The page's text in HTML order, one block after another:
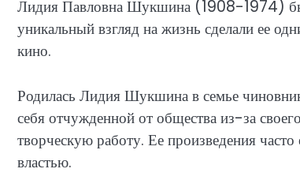
Лидия Павловна Шукшина (1908-1974)
уникальный взгляд на жизнь сделали ее
кино.
Родилась Лидия Шукшина в семье
себя отчужденной от общества из-за
творческую работу. Ее произведения
властью.